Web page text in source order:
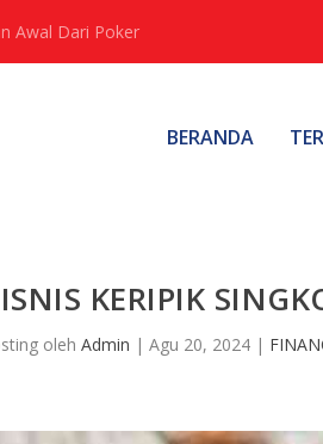
Awal Dari Poker
BERANDA
KERIPIK
oleh Admin | Agu 20, 2024|